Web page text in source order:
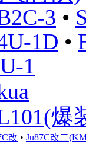
3 •
1D •
1
爆
改 • Ju87C改二